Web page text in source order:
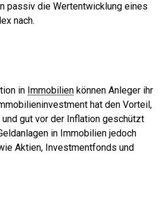
passiv die Wertentwicklung eines
nach.
in Immobilien können Anleger ihr
hat den Vorteil,
gut vor der Inflation geschützt
in Immobilien jedoch
Aktien, Investmentfonds und